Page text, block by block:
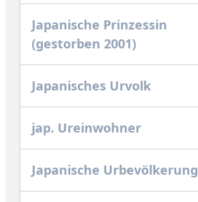
Japanische Prinzessin
(gestorben 2001)
Japanisches Urvolk
jap. Ureinwohner
Japanische Urbevölkerung